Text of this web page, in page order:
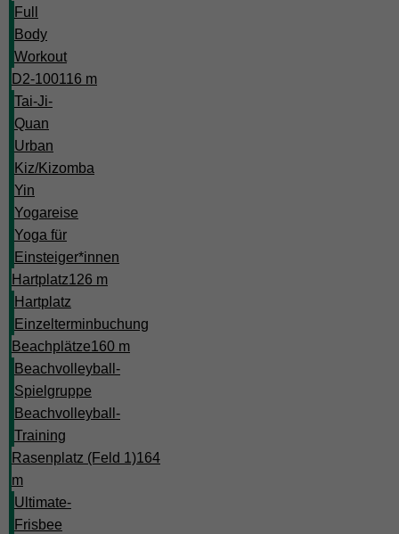
Full
Body
Workout
D2-100116 m
Tai-Ji-
Quan
Urban
Kiz/Kizomba
Yin
Yogareise
Yoga für
Einsteiger*innen
Hartplatz126 m
Hartplatz
Einzelterminbuchung
Beachplätze160 m
Beachvolleyball-
Spielgruppe
Beachvolleyball-
Training
Rasenplatz (Feld 1)164
m
Ultimate-
Frisbee